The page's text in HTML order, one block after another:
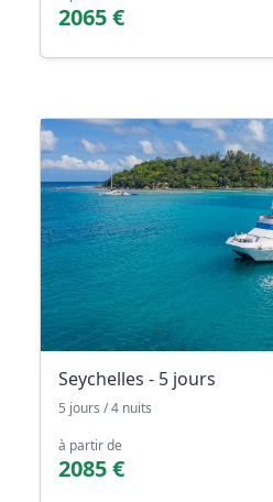
2065 €
Seychelles - 5 jours
5 jours / 4 nuits
à partir de
2085 €